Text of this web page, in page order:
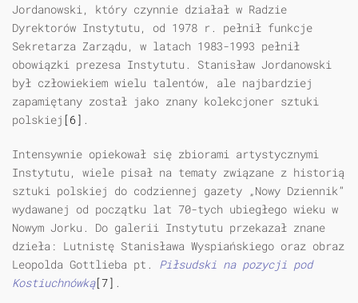
Jordanowski, który czynnie działał w Radzie
Dyrektorów Instytutu, od 1978 r. pełnił funkcje
Sekretarza Zarządu, w latach 1983-1993 pełnił
obowiązki prezesa Instytutu. Stanisław Jordanowski
był człowiekiem wielu talentów, ale najbardziej
zapamiętany został jako znany kolekcjoner sztuki
polskiej [6] .
Intensywnie opiekował się zbiorami artystycznymi
Instytutu, wiele pisał na tematy związane z historią
sztuki polskiej do codziennej gazety „Nowy Dziennik”
wydawanej od początku lat 70-tych ubiegłego wieku w
Nowym Jorku. Do galerii Instytutu przekazał znane
dzieła: Lutnistę Stanisława Wyspiańskiego oraz obraz
Leopolda Gottlieba pt. Piłsudski na pozycji pod
Kostiuchnówką[7] .